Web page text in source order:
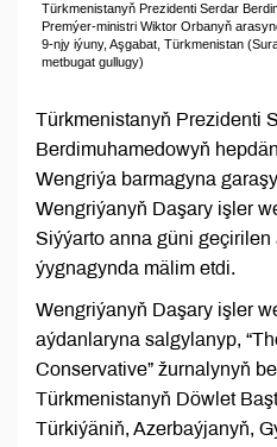
Türkmenistanyň Prezidenti Serdar
Premýer-ministri Wiktor Orbanyň
9-njy iýuny, Aşgabat, Türkmenistan
metbugat gullugy)
Türkmenistanyň Prezidenti
Berdimuhamedowyň
Wengriýa barmagyna
Wengriýanyň Daşary işler
Siýýarto anna güni
ýygnagynda mälim etdi.
Wengriýanyň Daşary işler
aýdanlaryna salgylanyp,
Conservative” žurnalynyň
Türkmenistanyň Döwlet
Türkiýäniň, Azerbaýjanyň,